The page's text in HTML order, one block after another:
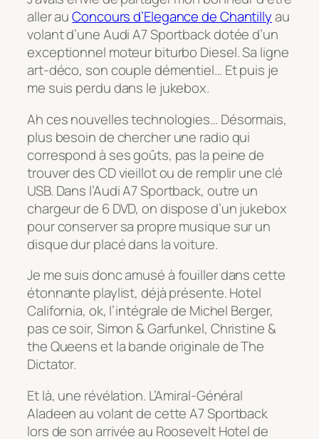
aller auConcours d’Elegance de Chantillyau
volant d’une Audi A7 Sportback dotée d’un
exceptionnel moteur biturbo Diesel. Sa ligne
art-déco, son couple démentiel… Et puis je
me suis perdu dans le jukebox.
Ah ces nouvelles technologies… Désormais,
plus besoin de chercher une radio qui
correspond à ses goûts, pas la peine de
trouver des CD vieillot ou de remplir une clé
USB. Dans l’Audi A7 Sportback, outre un
chargeur de 6 DVD, on dispose d’un jukebox
pour conserver sa propre musique sur un
disque dur placé dans la voiture.
Je me suis donc amusé à fouiller dans cette
étonnante playlist, déjà présente. Hotel
California, ok, l’intégrale de Michel Berger,
pas ce soir, Simon & Garfunkel, Christine &
the Queens et la bande originale de The
Dictator.
Et là, une révélation. L’Amiral-Général
Aladeen au volant de cette A7 Sportback
lors de son arrivée au Roosevelt Hotel de